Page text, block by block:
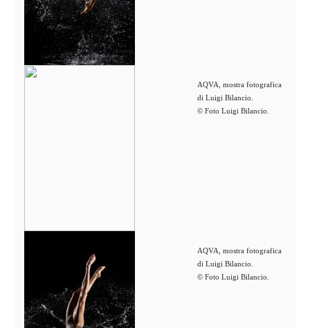
AQVA, mostra fotografica
di Luigi Bilancio.
© Foto Luigi Bilancio.
AQVA, mostra fotografica
di Luigi Bilancio.
© Foto Luigi Bilancio.